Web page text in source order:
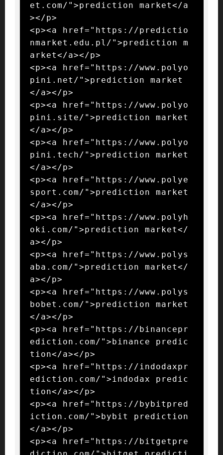
et.com/">prediction market</a
></p>
<p><a href="https://predictio
nmarket.edu.pl/">prediction m
arket</a></p>
<p><a href="https://www.polyo
pini.net/">prediction market
</a></p>
<p><a href="https://www.polyo
pini.site/">prediction market
</a></p>
<p><a href="https://www.polyo
pini.tech/">prediction market
</a></p>
<p><a href="https://www.polye
sport.com/">prediction market
</a></p>
<p><a href="https://www.polyh
oki.com/">prediction market</
a></p>
<p><a href="https://www.polys
aba.com/">prediction market</
a></p>
<p><a href="https://www.polys
bobet.com/">prediction market
</a></p>
<p><a href="https://binancepr
ediction.com/">binance predic
tion</a></p>
<p><a href="https://indodaxpr
ediction.com/">indodax predic
tion</a></p>
<p><a href="https://bybitpred
iction.com/">bybit prediction
</a></p>
<p><a href="https://bitgetpre